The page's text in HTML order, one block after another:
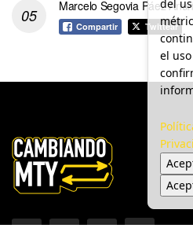
Marcelo Segovia Páez
Compartir Twittear
del
el